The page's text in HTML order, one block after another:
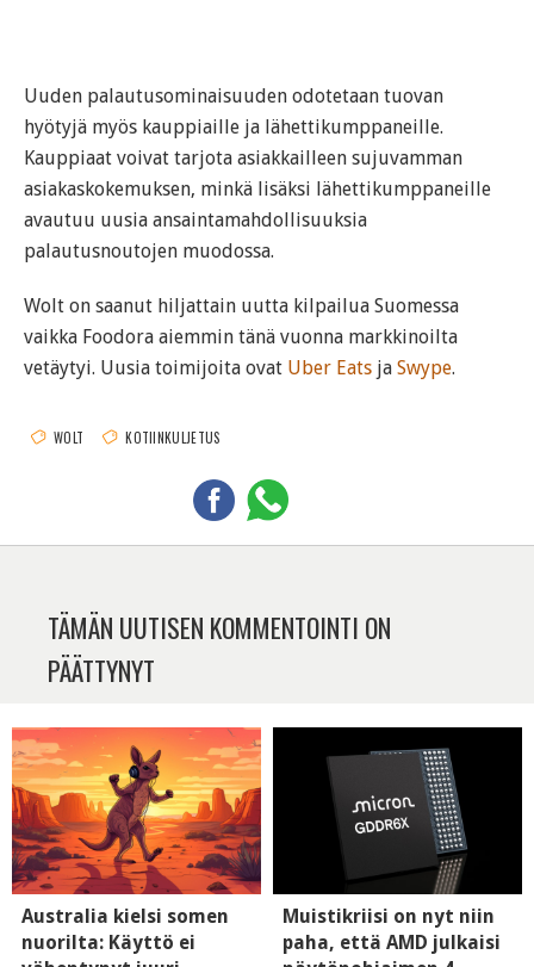
Uuden palautusominaisuuden odotetaan tuovan
hyötyjä myös kauppiaille ja lähettikumppaneille.
Kauppiaat voivat tarjota asiakkailleen sujuvamman
asiakaskokemuksen, minkä lisäksi lähettikumppaneille
avautuu uusia ansaintamahdollisuuksia
palautusnoutojen muodossa.
Wolt on saanut hiljattain uutta kilpailua Suomessa
vaikka Foodora aiemmin tänä vuonna markkinoilta
vetäytyi. Uusia toimijoita ovat Uber Eats ja Swype.
WOLT KOTIINKULJETUS
TÄMÄN UUTISEN KOMMENTOINTI ON
PÄÄTTYNYT
Australia kielsi somen
nuorilta: Käyttö ei
Muistikriisi on nyt niin
paha, että AMD julkaisi